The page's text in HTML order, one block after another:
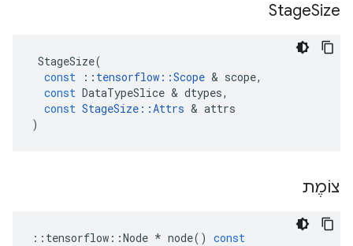
StageSize
StageSize(
const
:: tensorflow ::Scope & scope,
const DataTypeSlice & dtypes,
const StageSize ::Attrs & attrs
)
צוֹמֶת
:: tensorflow ::Node * node() const